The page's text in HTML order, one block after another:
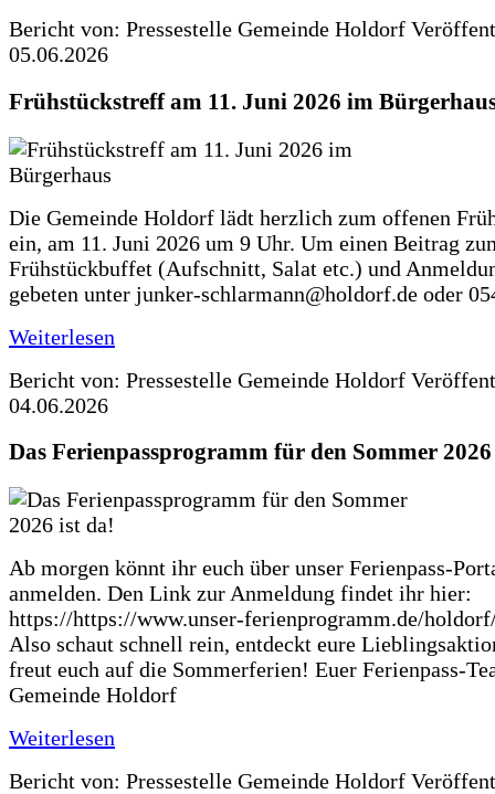
Bericht von: Pressestelle Gemeinde Holdorf
05.06.2026
Frühstückstreff am 11. Juni 2026 im
Die Gemeinde Holdorf lädt herzlich zum offenen
ein, am 11. Juni 2026 um 9 Uhr. Um einen Beitrag
Frühstückbuffet (Aufschnitt, Salat etc.) und
gebeten unter junker-schlarmann@holdorf.de oder
Weiterlesen
Bericht von: Pressestelle Gemeinde Holdorf
04.06.2026
Das Ferienpassprogramm für den Sommer
Ab morgen könnt ihr euch über unser Ferienpass-
anmelden. Den Link zur Anmeldung findet ihr hier:
https://https://www.unser-ferienprogramm.de/
Also schaut schnell rein, entdeckt eure
freut euch auf die Sommerferien! Euer Ferienpass-
Gemeinde Holdorf
Weiterlesen
Bericht von: Pressestelle Gemeinde Holdorf